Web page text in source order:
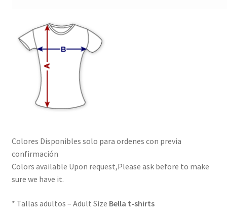
Colores Disponibles solo para ordenes con previa
confirmación
Colors available Upon request,Please ask before to make
sure we have it.
* Tallas adultos – Adult Size Bella t-shirts